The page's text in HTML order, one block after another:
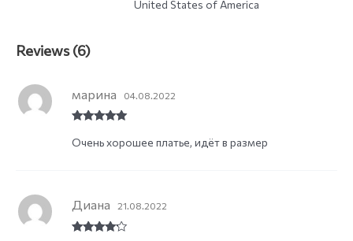
United States of America
Reviews (6)
of 5
марина 04.08.2022
Очень хорошее платье, идёт в размер
Диана 21.08.2022